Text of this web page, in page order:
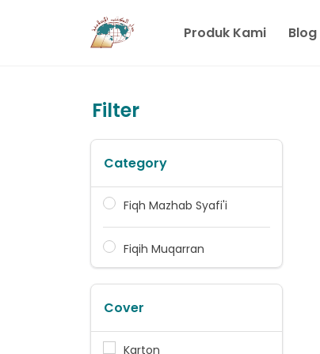
Produk Kami Blog
Filter
Category
Fiqh Mazhab Syafi'i
Fiqih Muqarran
Cover
Karton